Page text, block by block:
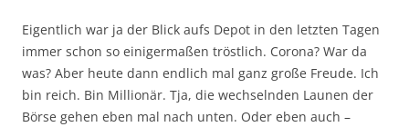
Eigentlich war ja der Blick aufs Depot in den letzten Tagen
immer schon so einigermaßen tröstlich. Corona? War da
was? Aber heute dann endlich mal ganz große Freude. Ich
bin reich. Bin Millionär. Tja, die wechselnden Launen der
Börse gehen eben mal nach unten. Oder eben auch –